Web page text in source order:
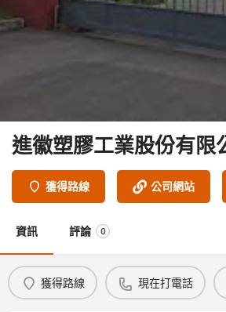
進徽塑膠工業股份有限
獲得路線 公司網站
資訊 評論 0
獲得路線 現在打電話